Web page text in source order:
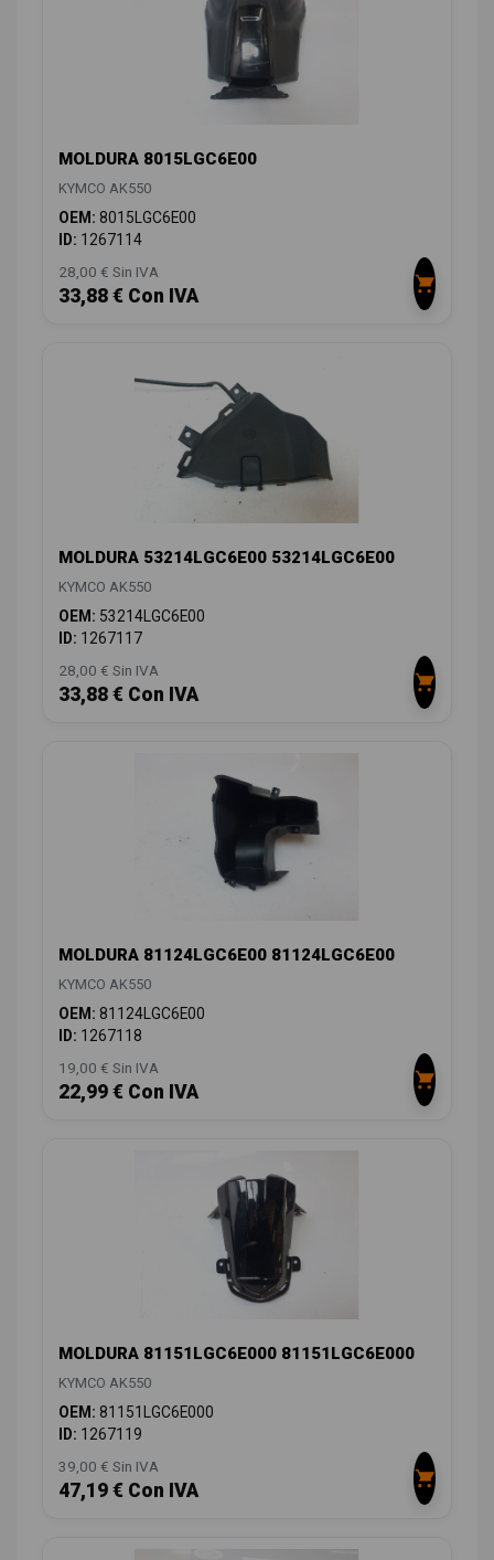
MOLDURA 8015LGC6E00
KYMCO AK550
OEM: 8015LGC6E00
ID: 1267114
28,00 € Sin IVA
33,88 € Con IVA
MOLDURA 53214LGC6E00 53214LGC6E00
KYMCO AK550
OEM: 53214LGC6E00
ID: 1267117
28,00 € Sin IVA
33,88 € Con IVA
MOLDURA 81124LGC6E00 81124LGC6E00
KYMCO AK550
OEM: 81124LGC6E00
ID: 1267118
19,00 € Sin IVA
22,99 € Con IVA
MOLDURA 81151LGC6E000 81151LGC6E000
KYMCO AK550
OEM: 81151LGC6E000
ID: 1267119
39,00 € Sin IVA
47,19 € Con IVA